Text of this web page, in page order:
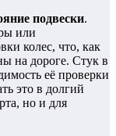
подвески.
или
колес, что, как
на дороге. Стук в
её проверки
это в долгий
но и для